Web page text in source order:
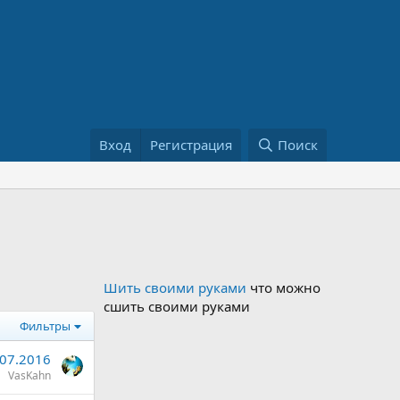
Вход Регистрация Поиск
Фильтры
VasKahn
Шить своими руками что можно
сшить своими руками